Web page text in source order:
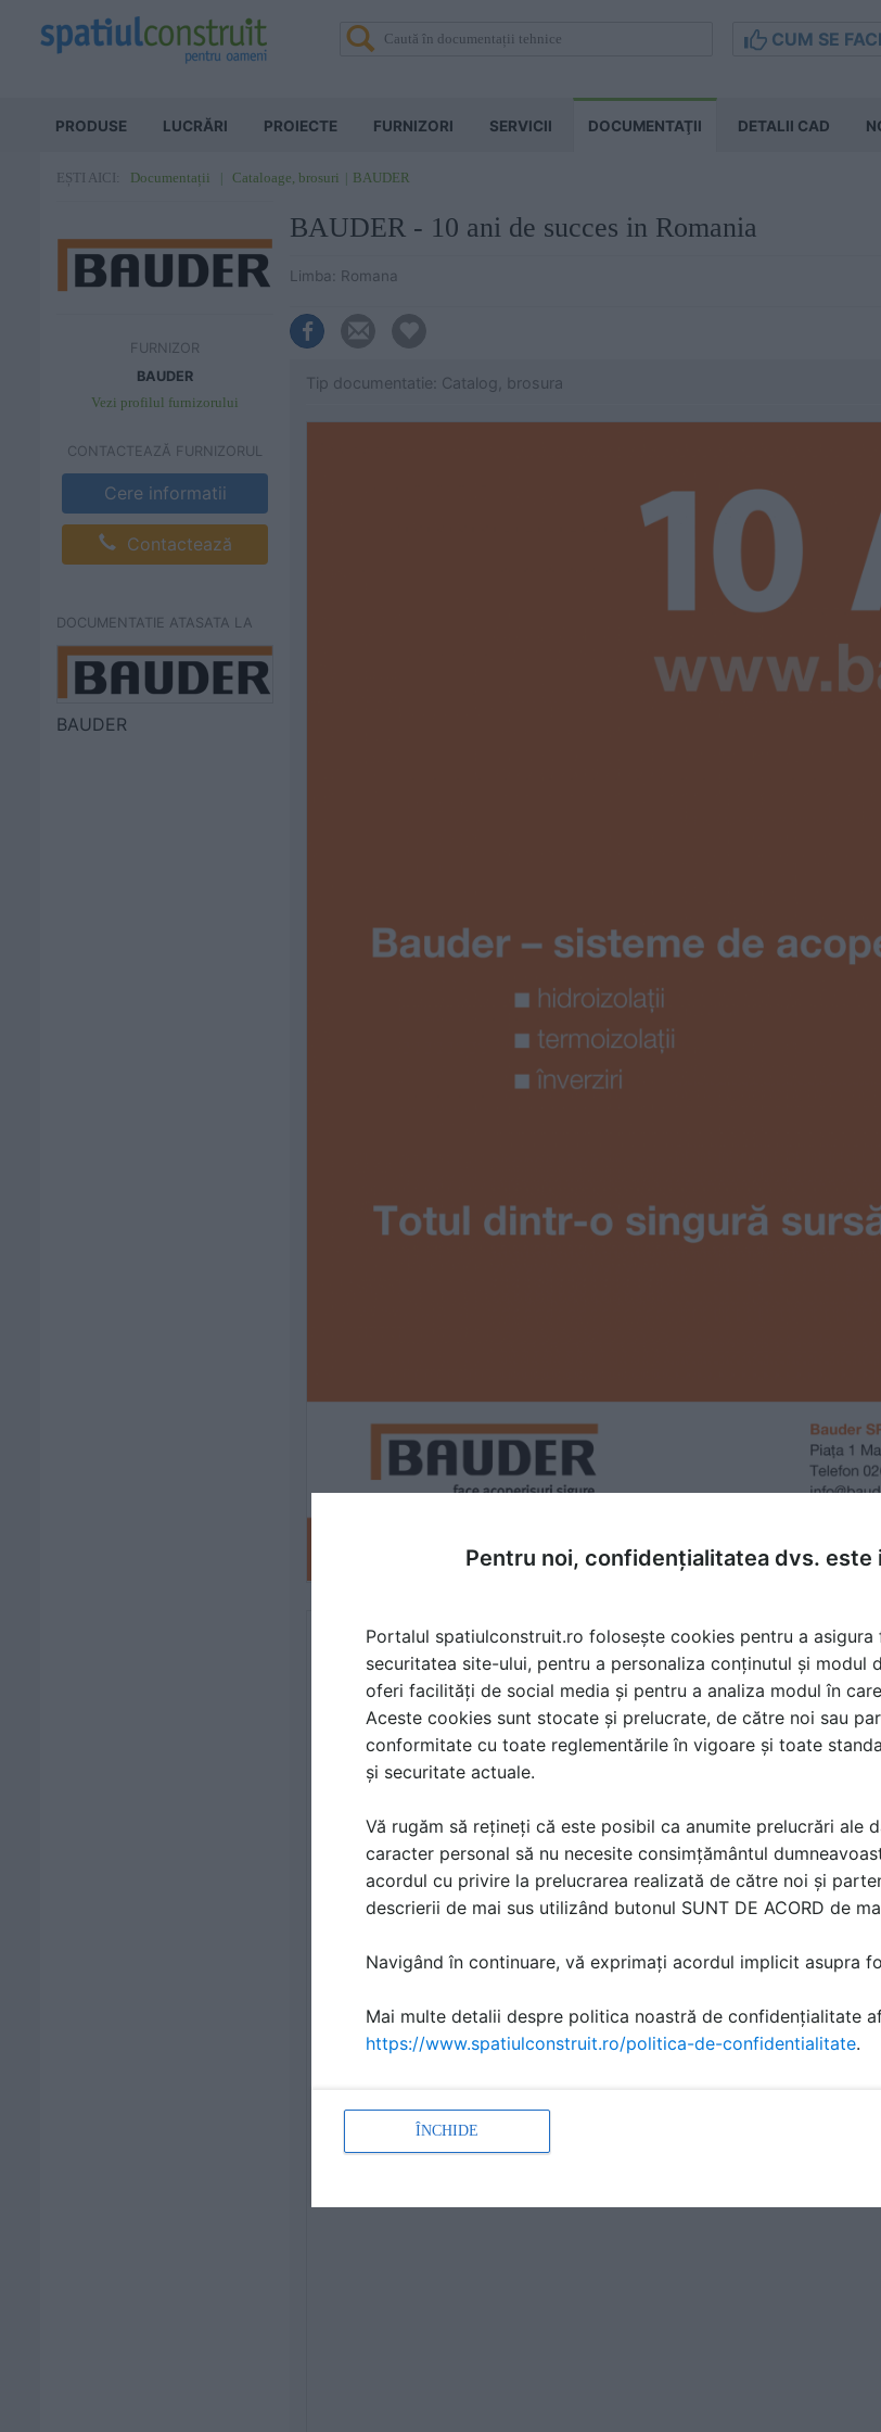
CUM SE
PRODUSE LUCRĂRI PROIECTE FURNIZORI SERVICII DOCUMENTAŢII DETALII CAD
EȘTI AICI: Documentații Cataloage, brosuri BAUDER
FURNIZOR
BAUDER
Vezi profilul furnizorului
CONTACTEAZĂ FURNIZORUL
Cere informatii
Contactează
DOCUMENTATIE ATASATA LA
BAUDER
BAUDER - 10 ani de succes in Romania
Limba: Romana
Tip documentatie: Catalog, brosura
Pentru noi, confidențialitatea dvs. este
Portalul spatiulconstruit.ro folosește cookies pentru a asigura
securitatea site-ului, pentru a personaliza conținutul și modul
oferi facilități de social media și pentru a analiza modul în
Aceste cookies sunt stocate și prelucrate, de către noi sau
conformitate cu toate reglementările în vigoare și toate
și securitate actuale.
Vă rugăm să rețineți că este posibil ca anumite prelucrări ale
caracter personal să nu necesite consimțământul
acordul cu privire la prelucrarea realizată de către noi și
descrierii de mai sus utilizând butonul SUNT DE ACORD de
Navigând în continuare, vă exprimați acordul implicit asupra
Mai multe detalii despre politica noastră de confidențialitate
https://www.spatiulconstruit.ro/politica-de-confidentialitate.
ÎNCHIDE